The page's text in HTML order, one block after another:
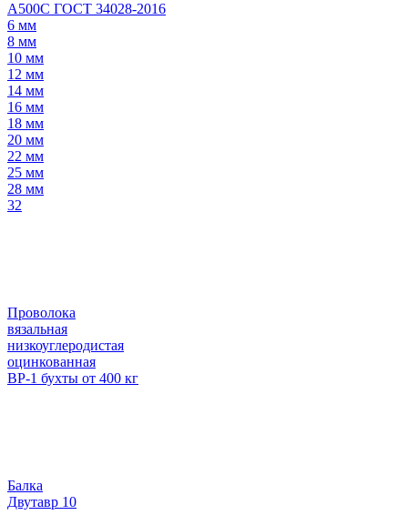
А500С ГОСТ 34028-2016
6 мм
8 мм
10 мм
12 мм
14 мм
16 мм
18 мм
20 мм
22 мм
25 мм
28 мм
32
Проволока
вязальная
низкоуглеродистая
оцинкованная
ВР-1 бухты от 400 кг
Балка
Двутавр 10